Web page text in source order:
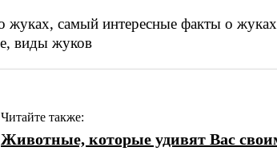
Читайте также:
Животные, которые удивят Вас